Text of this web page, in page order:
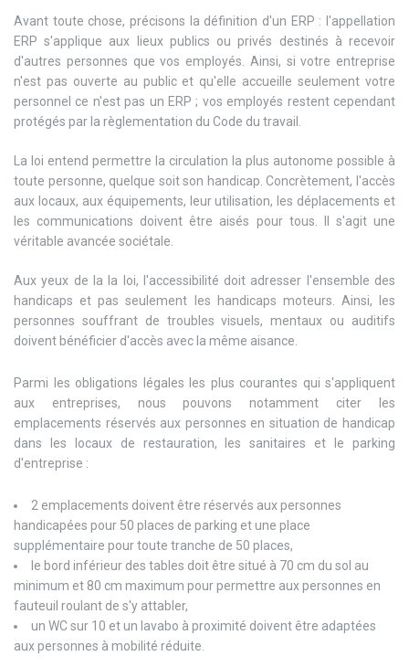
Avant toute chose, précisons la définition d'un ERP : l'appellation
ERP s'applique aux lieux publics ou privés destinés à recevoir
d'autres personnes que vos employés. Ainsi, si votre entreprise
n'est pas ouverte au public et qu'elle accueille seulement votre
personnel ce n'est pas un ERP ; vos employés restent cependant
protégés par la règlementation du Code du travail.
La loi entend permettre la circulation la plus autonome possible à
toute personne, quelque soit son handicap. Concrètement, l'accès
aux locaux, aux équipements, leur utilisation, les déplacements et
les communications doivent être aisés pour tous. Il s'agit une
véritable avancée sociétale.
Aux yeux de la la loi, l'accessibilité doit adresser l'ensemble des
handicaps et pas seulement les handicaps moteurs. Ainsi, les
personnes souffrant de troubles visuels, mentaux ou auditifs
doivent bénéficier d'accès avec la même aisance.
Parmi les obligations légales les plus courantes qui s'appliquent
aux entreprises, nous pouvons notamment citer les
emplacements réservés aux personnes en situation de handicap
dans les locaux de restauration, les sanitaires et le parking
d'entreprise :
2 emplacements doivent être réservés aux personnes
handicapées pour 50 places de parking et une place
supplémentaire pour toute tranche de 50 places,
le bord inférieur des tables doit être situé à 70 cm du sol au
minimum et 80 cm maximum pour permettre aux personnes en
fauteuil roulant de s'y attabler,
un WC sur 10 et un lavabo à proximité doivent être adaptées
aux personnes à mobilité réduite.